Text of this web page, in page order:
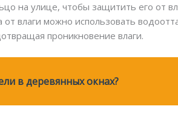
на улице, чтобы защитить его от
влаги можно использовать
проникновение влаги.
в деревянных окнах?